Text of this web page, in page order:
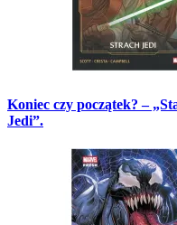
Koniec czy początek? –
Jedi”.